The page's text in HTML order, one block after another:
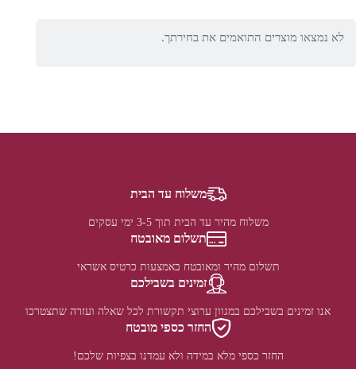
לא נמצאו מוצרים התואמים את בחירתך.
משלוח עד הבית
משלוח מהיר עד הבית תוך 3-5 ימי עסקים
תשלום מאובטח
תשלום מהיר ומאובטח באמצעות כרטיס אשראי
זמינים בשבילכם
אנו זמינים בשבילכם במגוון ערוצי תקשורת לכל שאלה ועזרה שתצטרכו
החזר כספי מובטח
החזר כספי מלא במידה ולא עמדנו בצפיות שלכם!